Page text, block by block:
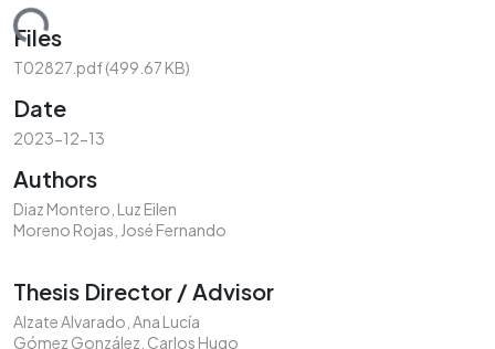
Files
T02827.pdf(499.67 KB)
Date
2023-12-13
Authors
Diaz Montero, Luz Eilen
Moreno Rojas, José Fernando
Thesis Director / Advisor
Alzate Alvarado, Ana Lucía
Gómez González, Carlos Hugo